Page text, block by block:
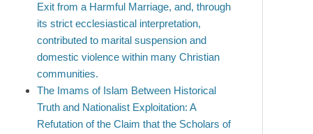
Exit from a Harmful Marriage, and, through
its strict ecclesiastical interpretation,
contributed to marital suspension and
domestic violence within many Christian
communities.
The Imams of Islam Between Historical
Truth and Nationalist Exploitation: A
Refutation of the Claim that the Scholars of